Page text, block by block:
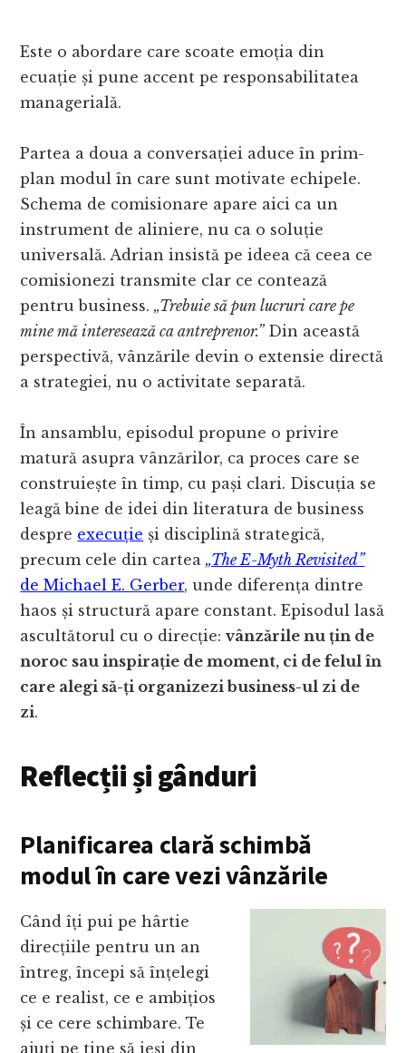
Este o abordare care scoate emoția din
ecuație și pune accent pe responsabilitatea
managerială.
Partea a doua a conversației aduce în prim-
plan modul în care sunt motivate echipele.
Schema de comisionare apare aici ca un
instrument de aliniere, nu ca o soluție
universală. Adrian insistă pe ideea că ceea ce
comisionezi transmite clar ce contează
pentru business.„Trebuie să pun lucruri care pe
mine mă interesează ca antreprenor.”Din această
perspectivă, vânzările devin o extensie directă
a strategiei, nu o activitate separată.
În ansamblu, episodul propune o privire
matură asupra vânzărilor, ca proces care se
construiește în timp, cu pași clari. Discuția se
leagă bine de idei din literatura de business
despre execuție și disciplină strategică,
precum cele din cartea„The E-Myth Revisited”
de Michael E. Gerber, unde diferența dintre
haos și structură apare constant. Episodul lasă
ascultătorul cu o direcție:vânzările nu țin de
noroc sau inspirație de moment, ci de felul în
care alegi să-ți organizezi business-ul zi de
zi.
Reflecții și gânduri
Planificarea clară schimbă
modul în care vezi vânzările
Când îți pui pe hârtie
direcțiile pentru un an
întreg, începi să înțelegi
ce e realist, ce e ambițios
și ce cere schimbare. Te
ajuți pe tine să ieși din